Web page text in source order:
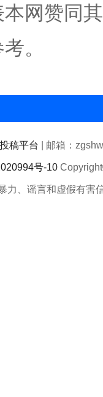
网赞同
。
投稿平台 | 邮箱：
号-10
力、谣言和虚假有